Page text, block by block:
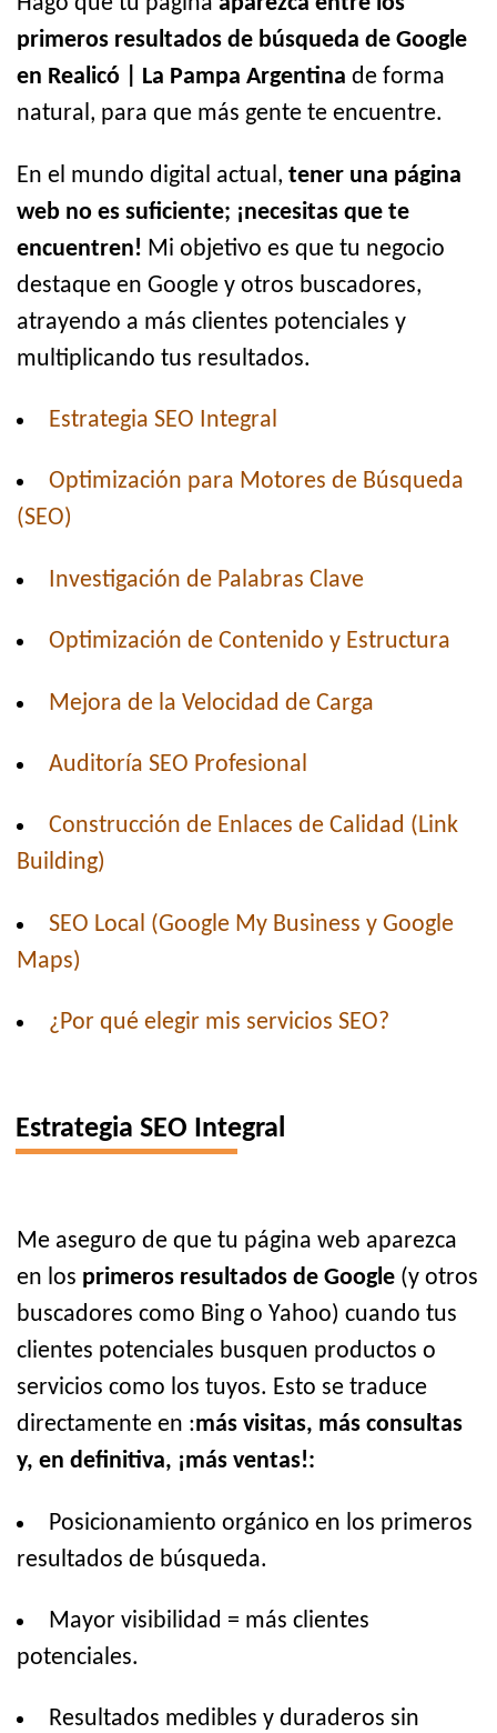
primeros resultados de búsqueda de Google
en Realicó | La Pampa Argentina de forma
natural, para que más gente te encuentre.
En el mundo digital actual, tener una página
web no es suficiente; ¡necesitas que te
encuentren! Mi objetivo es que tu negocio
destaque en Google y otros buscadores,
atrayendo a más clientes potenciales y
multiplicando tus resultados.
Estrategia SEO Integral
Optimización para Motores de Búsqueda
(SEO)
Investigación de Palabras Clave
Optimización de Contenido y Estructura
Mejora de la Velocidad de Carga
Auditoría SEO Profesional
Construcción de Enlaces de Calidad (Link
Building)
SEO Local (Google My Business y Google
Maps)
¿Por qué elegir mis servicios SEO?
Estrategia SEO Integral
Me aseguro de que tu página web aparezca
en los primeros resultados de Google (y otros
buscadores como Bing o Yahoo) cuando tus
clientes potenciales busquen productos o
servicios como los tuyos. Esto se traduce
directamente en :más visitas, más consultas
y, en definitiva, ¡más ventas!:
Posicionamiento orgánico en los primeros
resultados de búsqueda.
Mayor visibilidad = más clientes
potenciales.
Resultados medibles y duraderos sin